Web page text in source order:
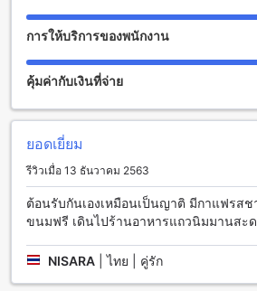
คุณมีประสบการณ์การเข้าพักที่สะดวกสบ
ความสะดวกสบายในการเข้าพัก นอกจาก
สาธารณะเพื่อให้คุณสามารถเชื่อมต่อกับโล
กำหนดไว้เพื่อให้คุณสามารถสูบบุหรี่ได้อย่
Wi-Fi ฟรีในทุกห้องพักเพื่อให้คุณสามารถเ
เก็บกระเป๋าไว้ได้อย่างปลอดภัยและมีบริกา
ประจำวันเพื่อให้คุณมีความสะอาดและเป็น
สิ่งอำนวยความสะดวกในการเดินทางที่โรง
โรงแรมเลอ พลาโต มีสิ่งอำนวยความสะด
หลากหลายเพื่อให้คุณสามารถเดินทางไปยั
การให้บริการของพนักงาน
คุ้มค่ากับเงินที่จ่าย
ยอดเยี่ยม
รีวิวเมื่อ 13 ธันวาคม 2563
ต้อนรับกันเองเหมือนเป็นญาติ​ มีกาแฟรส
ขนมฟรี​ เดินไปร้านอาหารแถวนิมมานสะ
NISARA |ไทย | คู่รัก